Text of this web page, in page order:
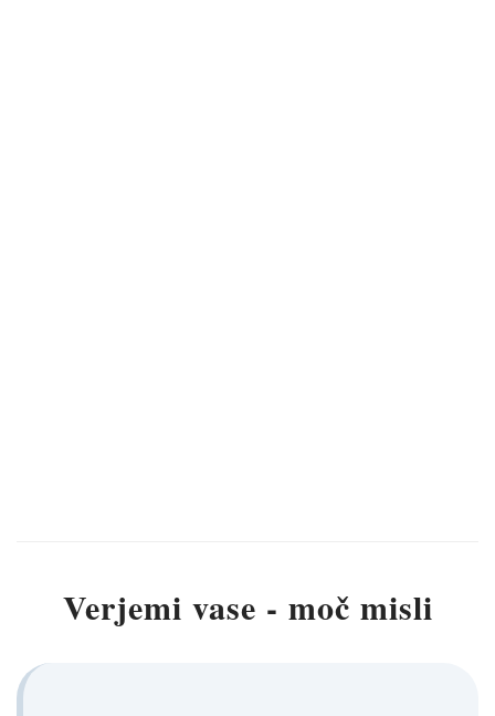
Verjemi vase - moč misli